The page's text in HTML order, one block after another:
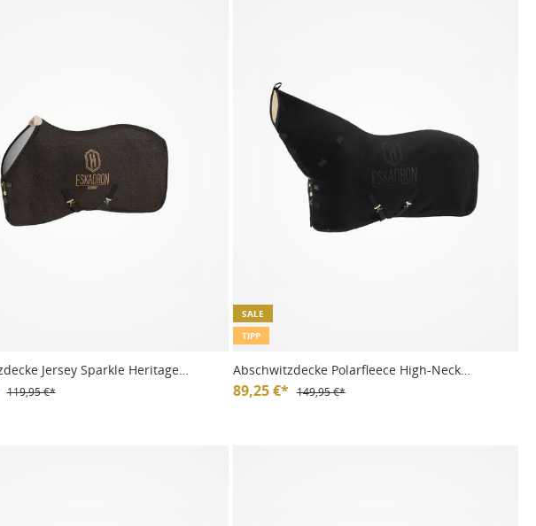
Jersey Sparkle Heritage
119,95 €*
SALE
TIPP
Abschwitzdecke Polarfleece High-Neck
Heritage 24/25
89,25 €* 149,95 €*